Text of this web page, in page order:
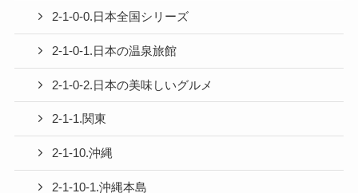
2-1-0-0.日本全国シリーズ
2-1-0-1.日本の温泉旅館
2-1-0-2.日本の美味しいグルメ
2-1-1.関東
2-1-10.沖縄
2-1-10-1.沖縄本島